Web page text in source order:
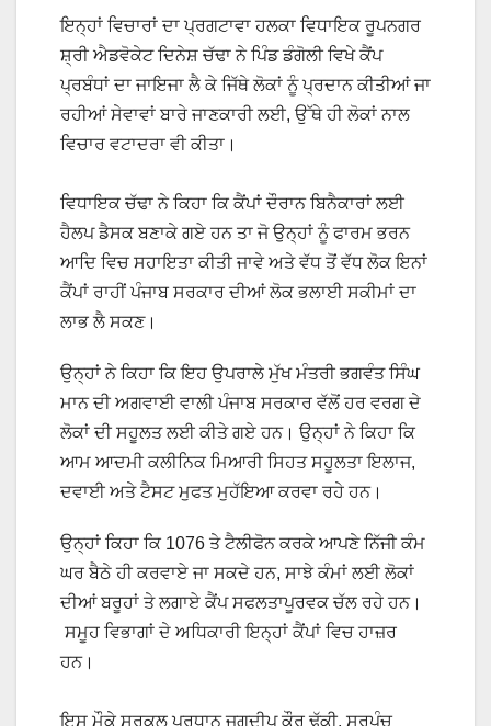
ਇਨ੍ਹਾਂ ਵਿਚਾਰਾਂ ਦਾ ਪ੍ਰਗਟਾਵਾ ਹਲਕਾ ਵਿਧਾਇਕ ਰੂਪਨਗਰ
ਸ਼੍ਰੀ ਐਡਵੋਕੇਟ ਦਿਨੇਸ਼ ਚੱਢਾ ਨੇ ਪਿੰਡ ਡੰਗੋਲੀ ਵਿਖੇ ਕੈਂਪ
ਪ੍ਰਬੰਧਾਂ ਦਾ ਜਾਇਜਾ ਲੈ ਕੇ ਜਿੱਥੇ ਲੋਕਾਂ ਨੂੰ ਪ੍ਰਦਾਨ ਕੀਤੀਆਂ ਜਾ
ਰਹੀਆਂ ਸੇਵਾਵਾਂ ਬਾਰੇ ਜਾਣਕਾਰੀ ਲਈ, ਉੱਥੇ ਹੀ ਲੋਕਾਂ ਨਾਲ
ਵਿਚਾਰ ਵਟਾਦਰਾ ਵੀ ਕੀਤਾ।
ਵਿਧਾਇਕ ਚੱਢਾ ਨੇ ਕਿਹਾ ਕਿ ਕੈਂਪਾਂ ਦੌਰਾਨ ਬਿਨੈਕਾਰਾਂ ਲਈ
ਹੈਲਪ ਡੈਸਕ ਬਣਾਕੇ ਗਏ ਹਨ ਤਾ ਜੋ ਉਨ੍ਹਾਂ ਨੂੰ ਫਾਰਮ ਭਰਨ
ਆਦਿ ਵਿਚ ਸਹਾਇਤਾ ਕੀਤੀ ਜਾਵੇ ਅਤੇ ਵੱਧ ਤੋਂ ਵੱਧ ਲੋਕ ਇਨਾਂ
ਕੈਂਪਾਂ ਰਾਹੀਂ ਪੰਜਾਬ ਸਰਕਾਰ ਦੀਆਂ ਲੋਕ ਭਲਾਈ ਸਕੀਮਾਂ ਦਾ
ਲਾਭ ਲੈ ਸਕਣ।
ਉਨ੍ਹਾਂ ਨੇ ਕਿਹਾ ਕਿ ਇਹ ਉਪਰਾਲੇ ਮੁੱਖ ਮੰਤਰੀ ਭਗਵੰਤ ਸਿੰਘ
ਮਾਨ ਦੀ ਅਗਵਾਈ ਵਾਲੀ ਪੰਜਾਬ ਸਰਕਾਰ ਵੱਲੋਂ ਹਰ ਵਰਗ ਦੇ
ਲੋਕਾਂ ਦੀ ਸਹੂਲਤ ਲਈ ਕੀਤੇ ਗਏ ਹਨ। ਉਨ੍ਹਾਂ ਨੇ ਕਿਹਾ ਕਿ
ਆਮ ਆਦਮੀ ਕਲੀਨਿਕ ਮਿਆਰੀ ਸਿਹਤ ਸਹੂਲਤਾ ਇਲਾਜ,
ਦਵਾਈ ਅਤੇ ਟੈਸਟ ਮੁਫਤ ਮੁਹੱਇਆ ਕਰਵਾ ਰਹੇ ਹਨ।
ਉਨ੍ਹਾਂ ਕਿਹਾ ਕਿ 1076 ਤੇ ਟੈਲੀਫੋਨ ਕਰਕੇ ਆਪਣੇ ਨਿੱਜੀ ਕੰਮ
ਘਰ ਬੈਠੇ ਹੀ ਕਰਵਾਏ ਜਾ ਸਕਦੇ ਹਨ, ਸਾਝੇ ਕੰਮਾਂ ਲਈ ਲੋਕਾਂ
ਦੀਆਂ ਬਰੂਹਾਂ ਤੇ ਲਗਾਏ ਕੈਂਪ ਸਫਲਤਾਪੂਰਵਕ ਚੱਲ ਰਹੇ ਹਨ।
ਸਮੂਹ ਵਿਭਾਗਾਂ ਦੇ ਅਧਿਕਾਰੀ ਇਨ੍ਹਾਂ ਕੈਂਪਾਂ ਵਿਚ ਹਾਜ਼ਰ
ਹਨ।
ਇਸ ਮੌਕੇ ਸਰਕਲ ਪ੍ਰਧਾਨ ਜਗਦੀਪ ਕੌਰ ਢੱਕੀ, ਸਰਪੰਚ